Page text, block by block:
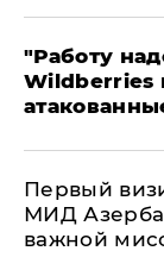
"Работу
Wildberries
Первый
МИД
важной